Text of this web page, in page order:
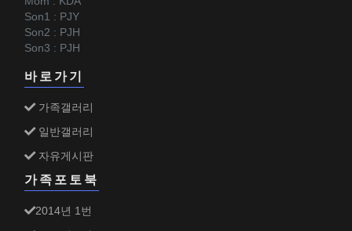
Son1 : PJY
Son2 : PJH
Son3 : PJH
바로가기
가족갤러리
일반갤러리
자유게시판
가족포토북
2014년 1번